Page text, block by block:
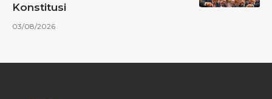
Konstitusi
03/08/2026